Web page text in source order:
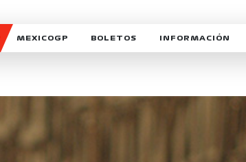
MEXICOGP BOLETOS INFORMACIÓN